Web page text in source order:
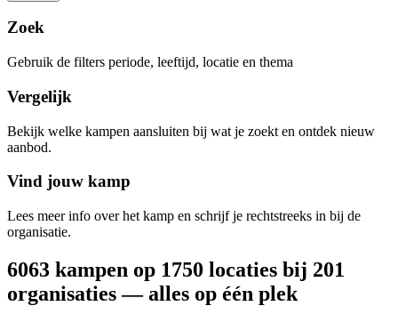
Zoek
Gebruik de filters periode, leeftijd, locatie en thema
Vergelijk
Bekijk welke kampen aansluiten bij wat je zoekt en ontdek nieuw
aanbod.
Vind jouw kamp
Lees meer info over het kamp en schrijf je rechtstreeks in bij de
organisatie.
6063 kampen op 1750 locaties bij 201
organisaties — alles op één plek